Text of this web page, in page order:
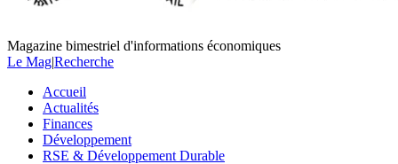
Magazine bimestriel d'informations économiques
Le Mag|Recherche
Accueil
Actualités
Finances
Développement
RSE & Développement Durable